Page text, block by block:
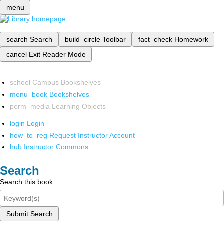
menu
search Search build_circle Toolbar fact_check Homework
cancel Exit Reader Mode
school Campus Bookshelves
menu_book Bookshelves
perm_media Learning Objects
login Login
how_to_reg Request Instructor Account
hub Instructor Commons
Search
Search this book
Submit Search